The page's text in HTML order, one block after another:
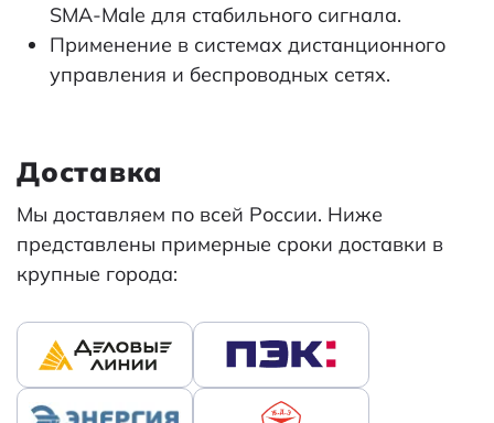
SMA-Male для стабильного сигнала.
Применение в системах дистанционного
управления и беспроводных сетях.
Доставка
Мы доставляем по всей России. Ниже
представлены примерные сроки доставки в
крупные города: